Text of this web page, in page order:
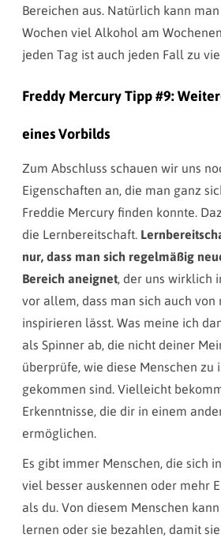
Bereichen aus. Natürlich kann
Wochen viel Alkohol am
jeden Tag ist auch jeden Fall zu
Freddy Mercury Tipp #9:
eines Vorbilds
Zum Abschluss schauen wir uns
Eigenschaften an, die man ganz
Freddie Mercury finden konnte.
die Lernbereitschaft.
nur, dass man sich regelmäßig
Bereich aneignet, der uns wirklich
vor allem, dass man sich auch von
inspirieren lässt. Was meine ich
als Spinner ab, die nicht deiner
überprüfe, wie diese Menschen zu
gekommen sind. Vielleicht
Erkenntnisse, die dir in einem
ermöglichen.
Es gibt immer Menschen, die sich
viel besser auskennen oder mehr
als du. Von diesem Menschen
lernen oder sie bezahlen, damit